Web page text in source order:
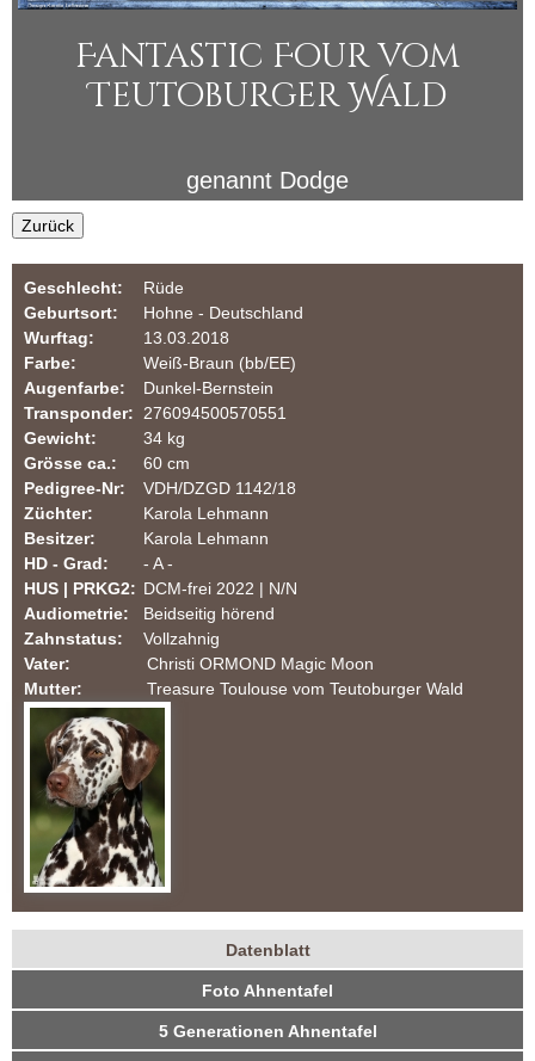
i
Z
u
c
h
v
o
m
T
e
u
o
u
r
g
Fantastic Four vom
Teutoburger Wald
genannt Dodge
Zurück
Geschlecht:
Rüde
Geburtsort:
Hohne - Deutschland
Wurftag:
13.03.2018
Farbe:
Weiß-Braun (bb/EE)
Augenfarbe:
Dunkel-Bernstein
Transponder:
276094500570551
Gewicht:
34 kg
Grösse ca.:
60 cm
Pedigree-Nr:
VDH/DZGD 1142/18
Züchter:
Karola Lehmann
Besitzer:
Karola Lehmann
HD - Grad:
- A -
HUS | PRKG2: DCM-frei 2022 | N/N
Audiometrie:
Beidseitig hörend
Zahnstatus:
Vollzahnig
Vater:
Christi ORMOND Magic Moon
Mutter:
Treasure Toulouse vom Teutoburger Wald
H
u
n
Datenblatt
(
a
k
t
Foto Ahnentafel
5 Generationen Ahnentafel